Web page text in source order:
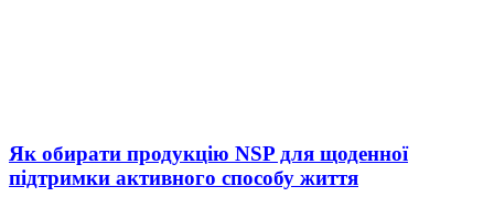
Як обирати продукцію NSP для щоденної
підтримки активного способу життя